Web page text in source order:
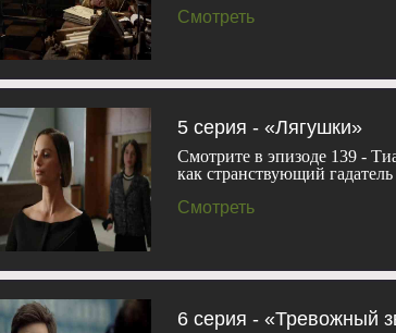
Смотреть
5 серия - «Лягушки»
Смотрите в эпизоде 139 -
как странствующий
Смотреть
6 серия - «Тревожный